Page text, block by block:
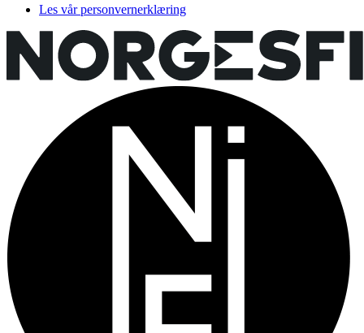
Les vår personvernerklæring